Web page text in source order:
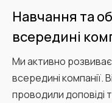
Навчання та
всередині
Ми активно
всередині компанії.
проводили доповіді